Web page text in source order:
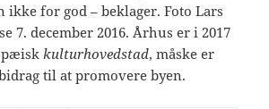
for god – beklager. Foto Lars
7. december 2016. Århus er i 2017
kulturhovedstad, måske er
til at promovere byen.